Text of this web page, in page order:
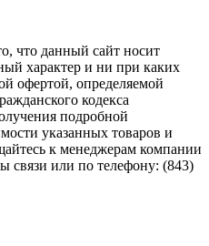
что данный сайт носит
характер и ни при каких
офертой, определяемой
кодекса
подробной
указанных товаров и
к менеджерам компании
или по телефону: (843)